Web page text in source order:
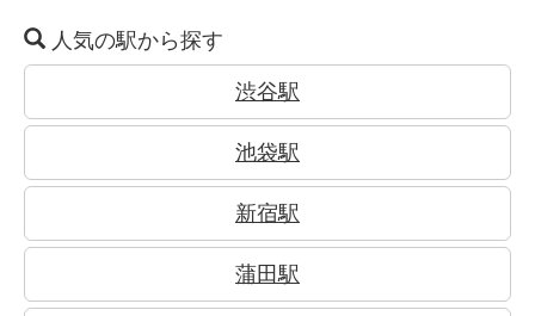
人気の駅から探す
渋谷駅
池袋駅
新宿駅
蒲田駅